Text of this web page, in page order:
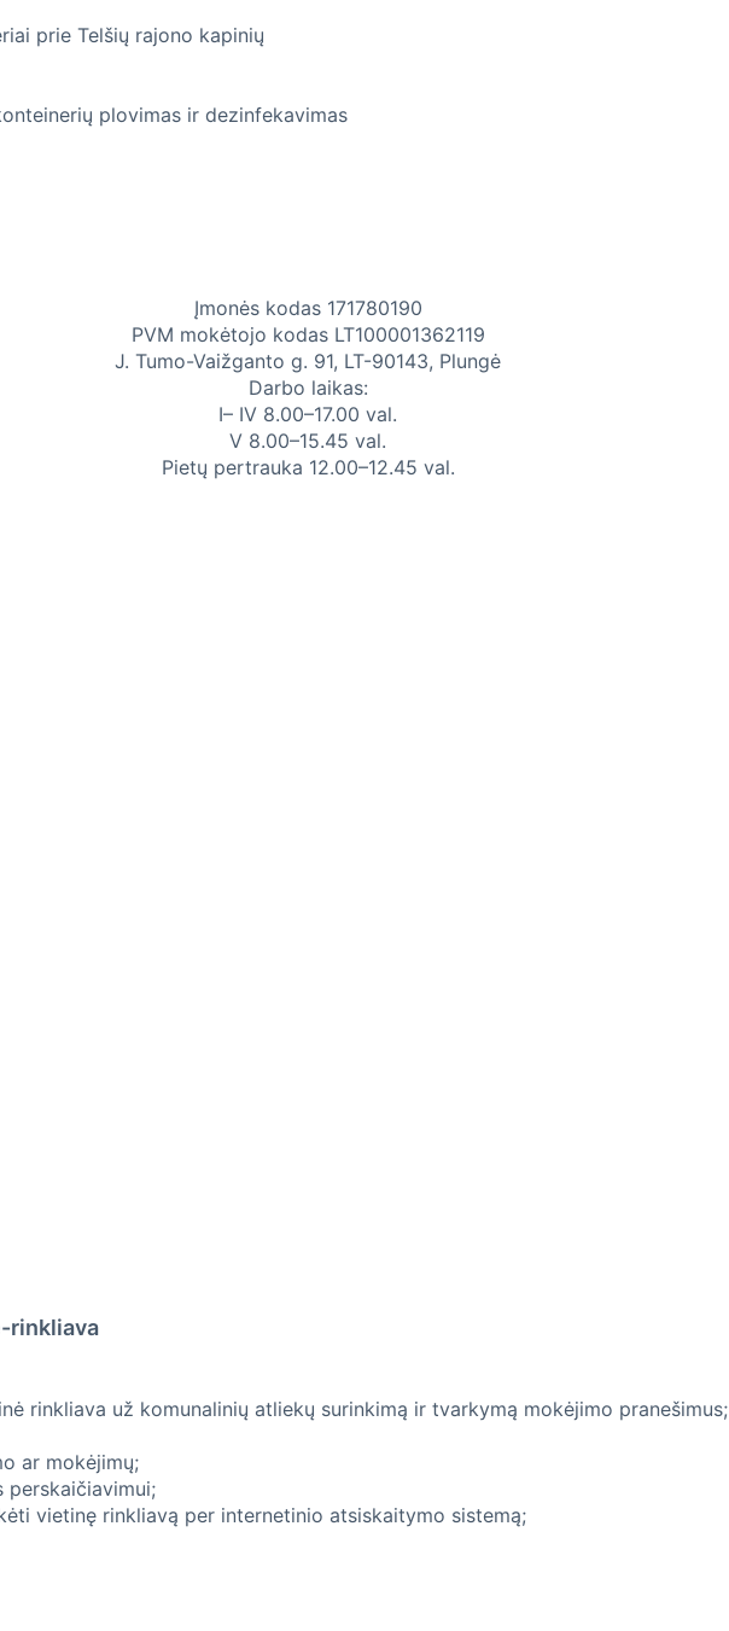
prie Telšių rajono kapinių
plovimas ir dezinfekavimas
Įmonės kodas 171780190
PVM mokėtojo kodas LT100001362119
J. Tumo-Vaižganto g. 91, LT-90143, Plungė
Darbo laikas:
I– IV 8.00–17.00 val.
V 8.00–15.45 val.
Pietų pertrauka 12.00–12.45 val.
rinkliava
rinkliava už komunalinių atliekų surinkimą ir tvarkymą mokėjimo pranešimus;
ar mokėjimų;
perskaičiavimui;
vietinę rinkliavą per internetinio atsiskaitymo sistemą;